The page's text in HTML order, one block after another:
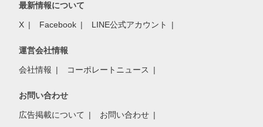
最新情報について
X Facebook LINE公式アカウント
運営会社情報
会社情報 コーポレートニュース
お問い合わせ
広告掲載について お問い合わせ